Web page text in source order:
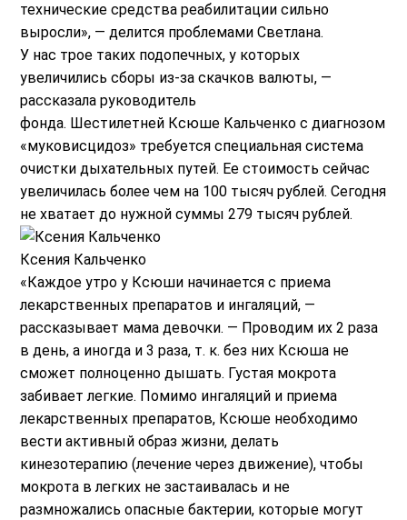
технические средства реабилитации сильно
выросли», — делится проблемами Светлана.
У нас трое таких подопечных, у которых
увеличились сборы из-за скачков валюты, —
рассказала руководитель
фонда. Шестилетней Ксюше Кальченко с диагнозом
«муковисцидоз» требуется специальная система
очистки дыхательных путей. Ее стоимость сейчас
увеличилась более чем на 100 тысяч рублей. Сегодня
не хватает до нужной суммы 279 тысяч рублей.
Ксения Кальченко
«Каждое утро у Ксюши начинается с приема
лекарственных препаратов и ингаляций, —
рассказывает мама девочки. — Проводим их 2 раза
в день, а иногда и 3 раза, т. к. без них Ксюша не
сможет полноценно дышать. Густая мокрота
забивает легкие. Помимо ингаляций и приема
лекарственных препаратов, Ксюше необходимо
вести активный образ жизни, делать
кинезотерапию (лечение через движение), чтобы
мокрота в легких не застаивалась и не
размножались опасные бактерии, которые могут